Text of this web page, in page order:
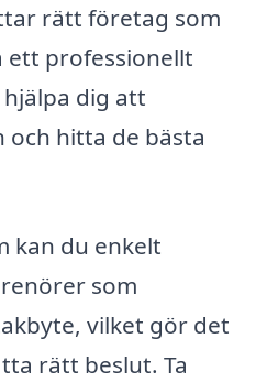
rätt företag som
ett professionellt
dig att
och hitta de bästa
kan du enkelt
som
vilket gör det
rätt beslut. Ta